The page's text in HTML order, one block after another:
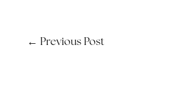
← Previous Post